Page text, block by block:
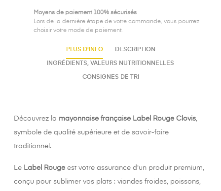
Moyens de paiement 100% sécurisés
Lors de la dernière étape de votre commande, vous pourrez
choisir votre mode de paiement.
PLUS D'INFO DESCRIPTION
INGRÉDIENTS, VALEURS NUTRITIONNELLES
CONSIGNES DE TRI
Découvrez la mayonnaise française Label Rouge Clovis,
symbole de qualité supérieure et de savoir-faire
traditionnel.
Le Label Rougeest votre assurance d'un produit premium,
conçu pour sublimer vos plats : viandes froides, poissons,